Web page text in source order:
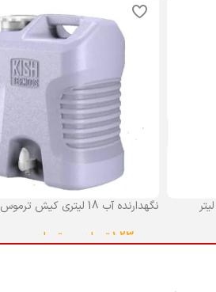
نگهدارنده آب 18 لیتری کیش ترموس کد 047
1,230,000تومان تومان